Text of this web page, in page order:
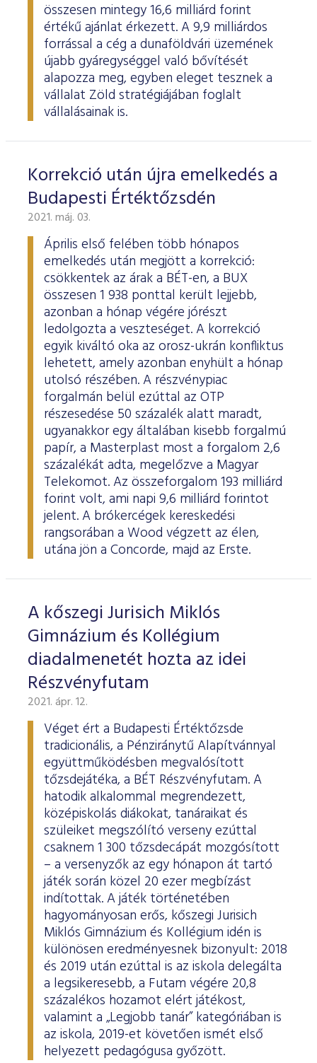
ESG Útmutató
összesen mintegy 16,6 milliárd forint
értékű ajánlat érkezett. A 9,9 milliárdos
forrással a cég a dunaföldvári üzemének
újabb gyáregységgel való bővítését
alapozza meg, egyben eleget tesznek a
vállalat Zöld stratégiájában foglalt
vállalásainak is.
Korrekció után újra emelkedés a
Budapesti Értéktőzsdén
2021. máj. 03.
Április első felében több hónapos
emelkedés után megjött a korrekció:
csökkentek az árak a BÉT-en, a BUX
összesen 1 938 ponttal került lejjebb,
azonban a hónap végére jórészt
ledolgozta a veszteséget. A korrekció
egyik kiváltó oka az orosz-ukrán konfliktus
lehetett, amely azonban enyhült a hónap
utolsó részében. A részvénypiac
forgalmán belül ezúttal az OTP
részesedése 50 százalék alatt maradt,
ugyanakkor egy általában kisebb forgalmú
papír, a Masterplast most a forgalom 2,6
százalékát adta, megelőzve a Magyar
Telekomot. Az összeforgalom 193 milliárd
forint volt, ami napi 9,6 milliárd forintot
jelent. A brókercégek kereskedési
rangsorában a Wood végzett az élen,
utána jön a Concorde, majd az Erste.
A kőszegi Jurisich Miklós
Gimnázium és Kollégium
diadalmenetét hozta az idei
Részvényfutam
2021. ápr. 12.
Véget ért a Budapesti Értéktőzsde
tradicionális, a Pénziránytű Alapítvánnyal
együttműködésben megvalósított
tőzsdejátéka, a BÉT Részvényfutam. A
hatodik alkalommal megrendezett,
középiskolás diákokat, tanáraikat és
szüleiket megszólító verseny ezúttal
csaknem 1 300 tőzsdecápát mozgósított
– a versenyzők az egy hónapon át tartó
játék során közel 20 ezer megbízást
indítottak. A játék történetében
hagyományosan erős, kőszegi Jurisich
Miklós Gimnázium és Kollégium idén is
különösen eredményesnek bizonyult: 2018
és 2019 után ezúttal is az iskola delegálta
a legsikeresebb, a Futam végére 20,8
százalékos hozamot elért játékost,
valamint a „Legjobb tanár” kategóriában is
az iskola, 2019-et követően ismét első
helyezett pedagógusa győzött.